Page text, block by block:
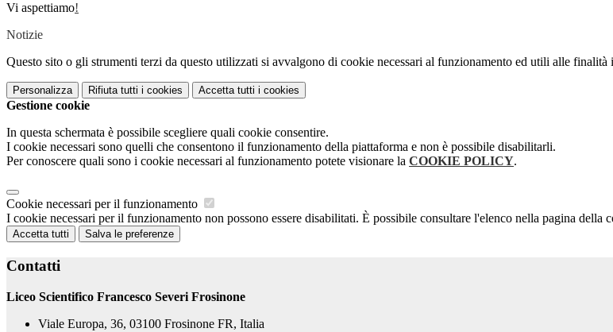
Vi aspettiamo!
Notizie
Questo sito o gli strumenti terzi da questo utilizzati si avvalgono di cookie necessari al funzionamento ed utili alle finalità
Personalizza Rifiuta tutti i cookies Accetta tutti i cookies
Gestione cookie
In questa schermata è possibile scegliere quali cookie consentire.
I cookie necessari sono quelli che consentono il funzionamento della piattaforma e non è possibile disabilitarli.
Per conoscere quali sono i cookie necessari al funzionamento potete visionare la COOKIE POLICY.
Cookie necessari per il funzionamento
I cookie necessari per il funzionamento non possono essere disabilitati. È possibile consultare l'elenco nella pagina della
Accetta tutti Salva le preferenze
Contatti
Liceo Scientifico Francesco Severi Frosinone
Viale Europa, 36, 03100 Frosinone FR, Italia